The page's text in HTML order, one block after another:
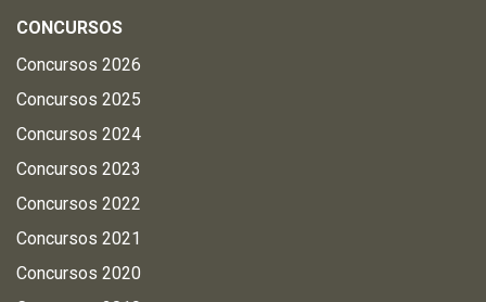
CONCURSOS
Concursos 2026
Concursos 2025
Concursos 2024
Concursos 2023
Concursos 2022
Concursos 2021
Concursos 2020